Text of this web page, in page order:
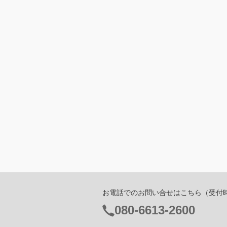
お電話でのお問い合せはこちら （受付
電
080-6613-2600